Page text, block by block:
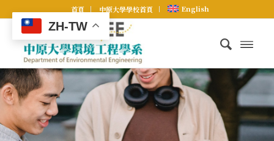
首頁 中原大學學校首頁 English
ZH-TW